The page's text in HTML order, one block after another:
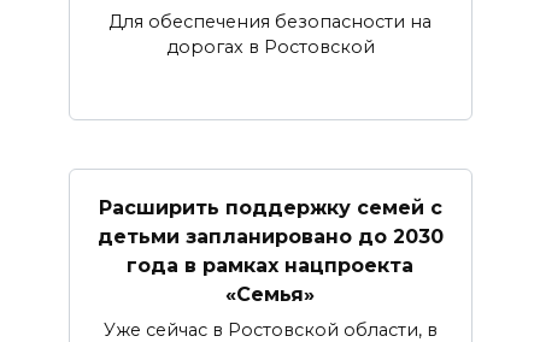
Для обеспечения безопасности на
дорогах в Ростовской
Расширить поддержку семей с
детьми запланировано до 2030
года в рамках нацпроекта
«Семья»
Уже сейчас в Ростовской области, в